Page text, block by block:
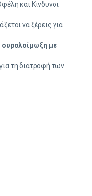
και Κίνδυνοι
να ξέρεις για
ουρολοίμωξη με
τη διατροφή των